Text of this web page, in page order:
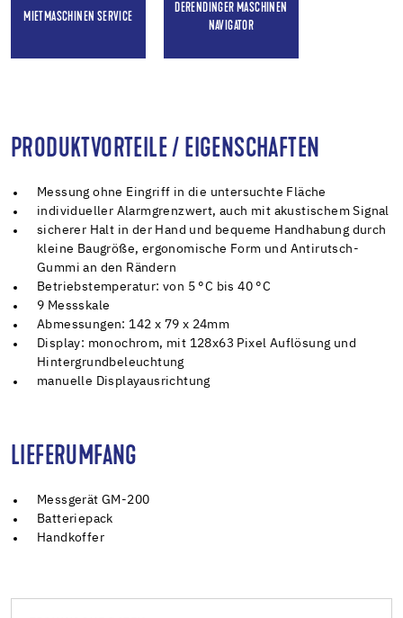
MIETMASCHINEN SERVICE
DERENDINGER MASCHINEN
NAVIGATOR
PRODUKTVORTEILE / EIGENSCHAFTEN
Messung ohne Eingriff in die untersuchte Fläche
individueller Alarmgrenzwert, auch mit akustischem Signal
sicherer Halt in der Hand und bequeme Handhabung durch
kleine Baugröße, ergonomische Form und Antirutsch-
Gummi an den Rändern
Betriebstemperatur: von 5 °C bis 40 °C
9 Messskale
Abmessungen: 142 x 79 x 24mm
Display: monochrom, mit 128x63 Pixel Auflösung und
Hintergrundbeleuchtung
manuelle Displayausrichtung
LIEFERUMFANG
Messgerät GM-200
Batteriepack
Handkoffer